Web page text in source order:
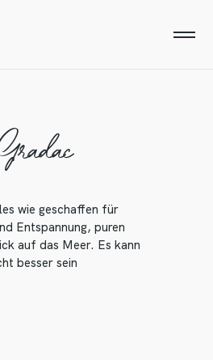
wie geschaffen für
Entspannung, puren
auf das Meer. Es kann
besser sein